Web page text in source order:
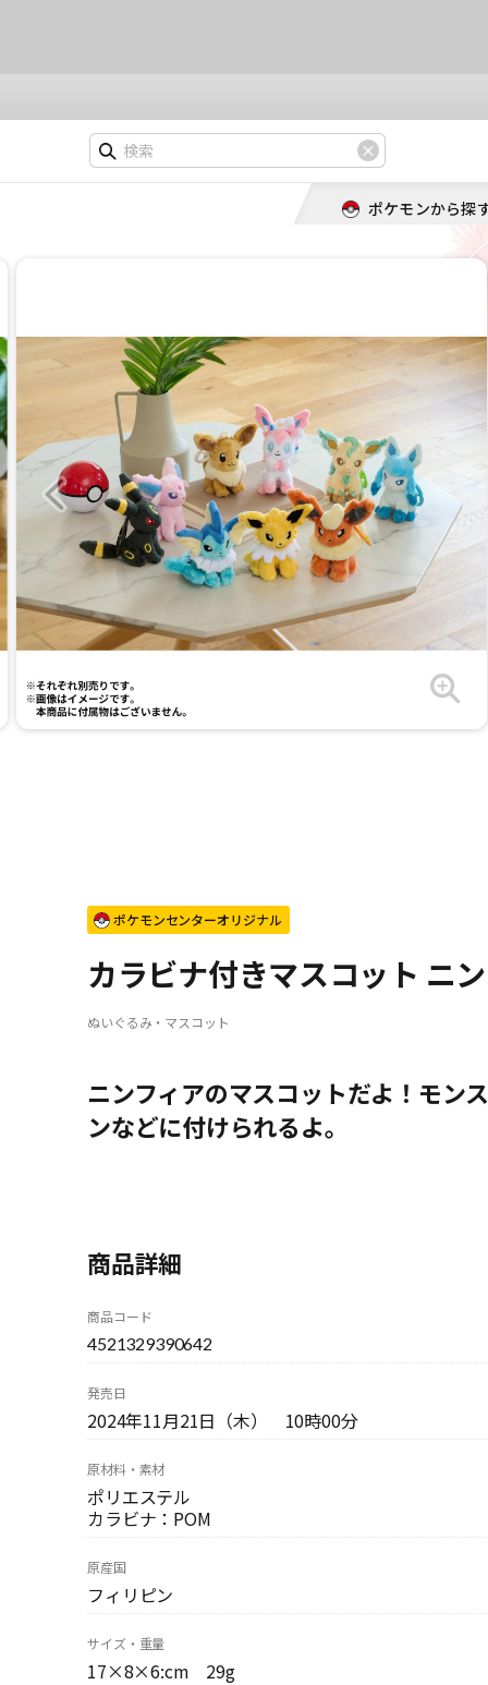
ポケモンから探
ポケモンセンターオリジナル
カラビナ付きマスコット ニ
ぬいぐるみ・マスコット
ニンフィアのマスコットだよ！モン
ンなどに付けられるよ。
商品詳細
商品コード
4521329390642
発売日
2024年11月21日（木） 10時00分
原材料・素材
ポリエステル
カラビナ：POM
原産国
フィリピン
サイズ・重量
17×8×6:cm 29g